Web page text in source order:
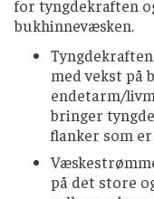
for tyngdekraften
bukhinnevæsken.
med vekst på
endetarm/
bringer
flanker som
på det store